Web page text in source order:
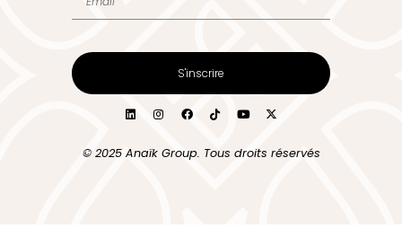
S'inscrire
© 2025 Anaïk Group. Tous droits réservés